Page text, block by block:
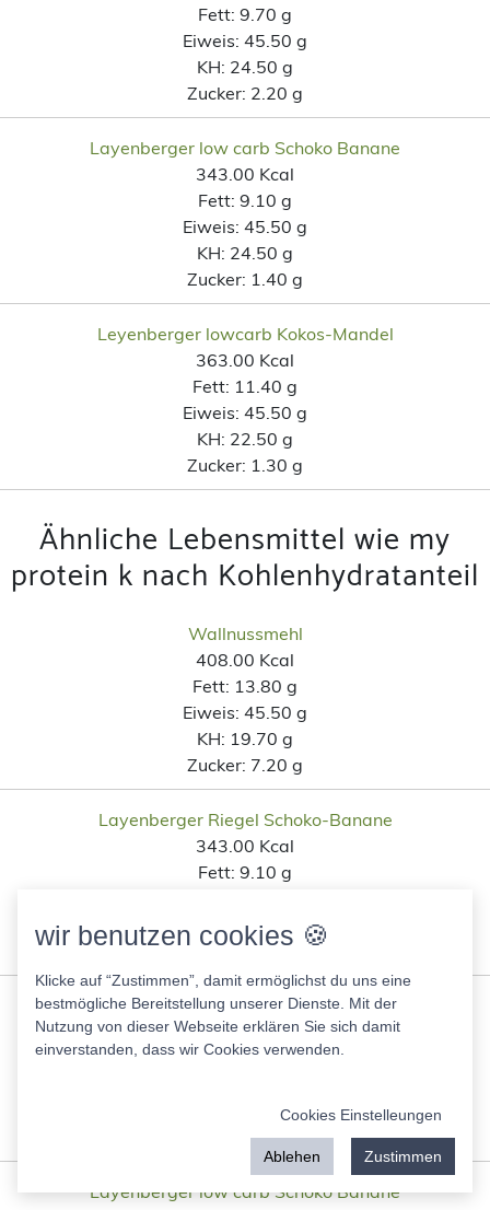
Fett: 9.70 g
Eiweis: 45.50 g
KH: 24.50 g
Zucker: 2.20 g
Layenberger low carb Schoko Banane
343.00 Kcal
Fett: 9.10 g
Eiweis: 45.50 g
KH: 24.50 g
Zucker: 1.40 g
Leyenberger lowcarb Kokos-Mandel
363.00 Kcal
Fett: 11.40 g
Eiweis: 45.50 g
KH: 22.50 g
Zucker: 1.30 g
Ähnliche Lebensmittel wie my
protein k nach Kohlenhydratanteil
Wallnussmehl
408.00 Kcal
Fett: 13.80 g
Eiweis: 45.50 g
KH: 19.70 g
Zucker: 7.20 g
Layenberger Riegel Schoko-Banane
343.00 Kcal
Fett: 9.10 g
24.50 g
Zucker: 1.40 g
Low Carb Proteinriegel Schoko-Nuss
347.00 Kcal
Fett:9.70 g
24.50 g
2.20 g
Layenberger low carb Schoko Banane
wir benutzen cookies 🍪
Klicke auf “Zustimmen”, damit ermöglichst du uns eine
bestmögliche Bereitstellung unserer Dienste. Mit der
Nutzung von dieser Webseite erklären Sie sich damit
einverstanden, dass wir Cookies verwenden.
Cookies Einstelleungen
Ablehen Zustimmen